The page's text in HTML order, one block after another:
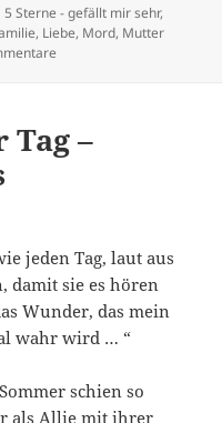
Kategorien
5 Sterne - gefällt mir sehr,
, Liebe, Mord, Mutter
–
jeden Tag, laut aus
damit sie es hören
Wunder, das mein
wahr wird … “
schien so
als Allie mit ihrer